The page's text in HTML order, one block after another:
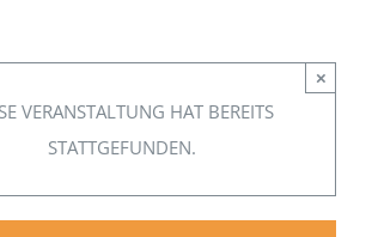
VERANSTALTUNG HAT BEREITS
STATTGEFUNDEN.
×